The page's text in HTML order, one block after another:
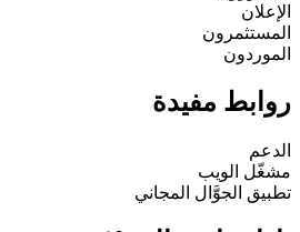
الإعلان
المستثمرون
الموردون
روابط مفيدة
الدعم
مشغّل الويب
تطبيق الجوَّال المجاني